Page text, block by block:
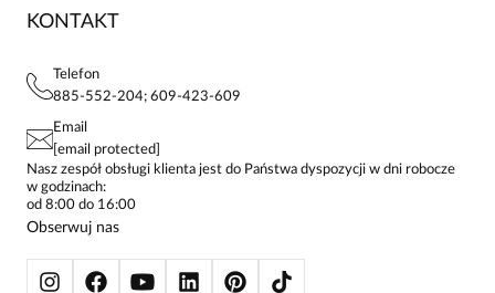
MAPA WITRYNY
KONTAKTY
FAQ
POLITYKA PRYWATNOŚCI
STREFA STAŁEGO KLIENTA
KOSZULE DAMSKIE
SPODNIE DAMSKIE
ŻAKIETY I MARYNARKI
SWETRY
BLUZY
KONTAKT
Telefon
885-552-204; 609-423-609
Email
[email protected]
Nasz zespół obsługi klienta jest do Państwa dyspozycji w dni robocze
w godzinach:
od 8:00 do 16:00
Obserwuj nas